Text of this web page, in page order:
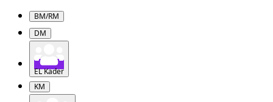
BM/RM
DM
EL Kader
KM